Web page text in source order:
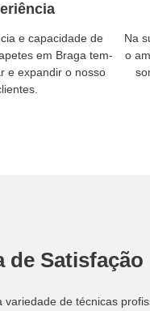
e capacidade de
em Braga tem-
e expandir o nosso
Na
o
de Satisfação
de técnicas